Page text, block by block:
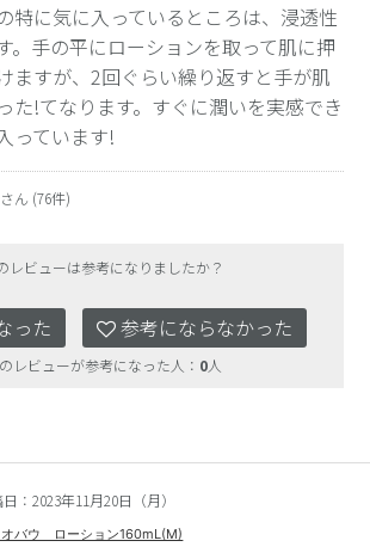
特に気に入っているところは、浸透性
。手の平にローションを取って肌に押
ますが、2回ぐらい繰り返すと手が肌
た!てなります。すぐに潤いを実感でき
っています!
ん (76件)
レビューは参考になりましたか？
った 参考にならなかった
レビューが参考になった人： 0人
：2023年11月20日（月）
オバウ ローション160mL(M)